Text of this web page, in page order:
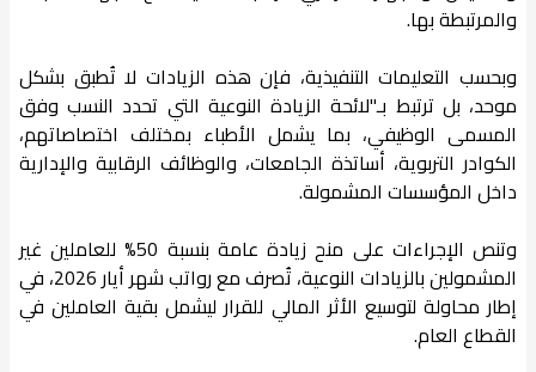
والمرتبطة بها.
وبحسب التعليمات التنفيذية، فإن هذه الزيادات لا تُطبق بشكل
موحد، بل ترتبط بـ"لائحة الزيادة النوعية التي تحدد النسب وفق
المسمى الوظيفي، بما يشمل الأطباء بمختلف اختصاصاتهم،
الكوادر التربوية، أساتذة الجامعات، والوظائف الرقابية والإدارية
داخل المؤسسات المشمولة.
وتنص الإجراءات على منح زيادة عامة بنسبة 50% للعاملين غير
المشمولين بالزيادات النوعية، تُصرف مع رواتب شهر أيار 2026، في
إطار محاولة لتوسيع الأثر المالي للقرار ليشمل بقية العاملين في
القطاع العام.